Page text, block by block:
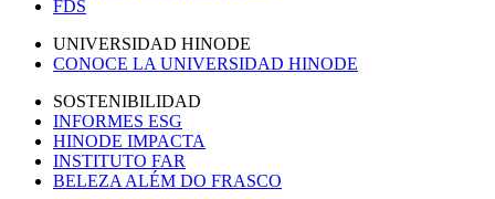
FDS
UNIVERSIDAD HINODE
CONOCE LA UNIVERSIDAD HINODE
SOSTENIBILIDAD
INFORMES ESG
HINODE IMPACTA
INSTITUTO FAR
BELEZA ALÉM DO FRASCO